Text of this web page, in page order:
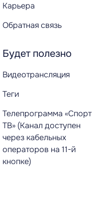
Карьера
Обратная связь
Будет полезно
Видеотрансляция
Теги
Телепрограмма «Спорт
ТВ» (Канал доступен
через кабельных
операторов на 11-й
кнопке)